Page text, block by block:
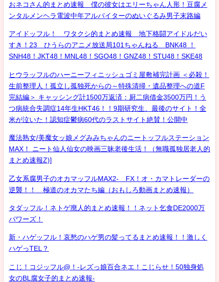
おネコさん的まとめ速報 僕の彼女はエリーちゃん人形！豆腐メ
ンタルメンヘラ電波中年アルバイターのぬいぐるみ男子末路編
アイドッフル！ ワタクシ的まとめ速報 地下格闘アイドルだい
すき！23 ひうらのアニメ放送局101ちゃんねる BNK48 ！
SNH48！JKT48！MNL48！SGO48！GNZ48！STU48！SKE48
ヒウラッフルのハーニーフィニッシュゴミ屋敷補完計画 ＜必殺！
生前整理人！孤立し孤独死からの～特殊清掃・遺品整理への道F
完結編＞ キャッシング計1500万返済：厨二病借金3500万円！う
つ病統合失調症14年生HKT46！！9期研究生、最後のサイト！全
米が泣いた！認知症鬱病60代のラストサイト絶賛！公開中
魔法熟女/美魔女ッ娘メグみみちゃんのニートッフルステーション
MAX！ ニート仙人仙女の映画三昧老後生活！（無職孤独居老人的
まとめ速報Z)]
乙女系腐男子のオカマッフルMAX2- FX！オ・カマトレーダーの
逆襲！！ 極道のオカマたち編（おもしろ動画まとめ速報）
タダッフル！ネトゲ廃人的まとめ速報！！ネット乞食DE2000万
パワーズ！
新・ハゲッフル！哀愁のハゲ男の髪ってるまとめ速報！！激しく
ハゲっTEL？
こじ！コジッフル@！-レズっ娘百合ネエ！こじらせ！50独身処
女のBL腐女子的まとめ速報-